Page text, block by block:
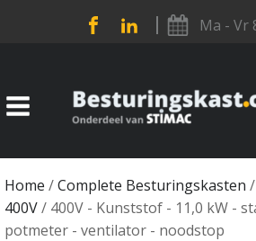
Ma - Vr
Home /Complete Besturingskasten /
400V/ 400V - Kunststof - 11,0 kW -
potmeter - ventilator - noodstop